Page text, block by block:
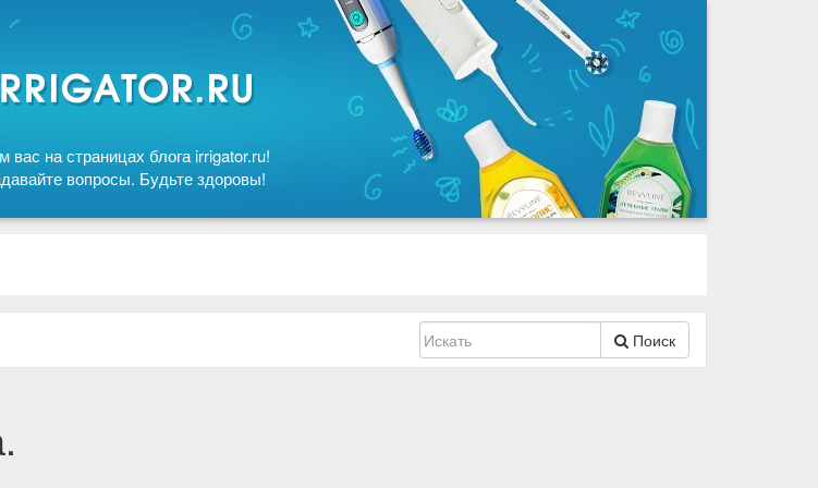
вас на страницах блога irrigator.ru!
вопросы. Будьте здоровы!
Поиск